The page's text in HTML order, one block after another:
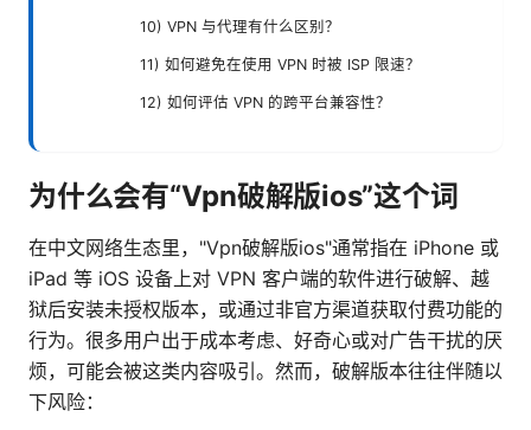
10) VPN 与代理有什么区别？
11) 如何避免在使用 VPN 时被 ISP 限速？
12) 如何评估 VPN 的跨平台兼容性？
为什么会有“Vpn破解版ios”这个词
在中文网络生态里，"Vpn破解版ios"通常指在 iPhone 或
iPad 等 iOS 设备上对 VPN 客户端的软件进行破解、越
狱后安装未授权版本，或通过非官方渠道获取付费功能的
行为。很多用户出于成本考虑、好奇心或对广告干扰的厌
烦，可能会被这类内容吸引。然而，破解版本往往伴随以
下风险：